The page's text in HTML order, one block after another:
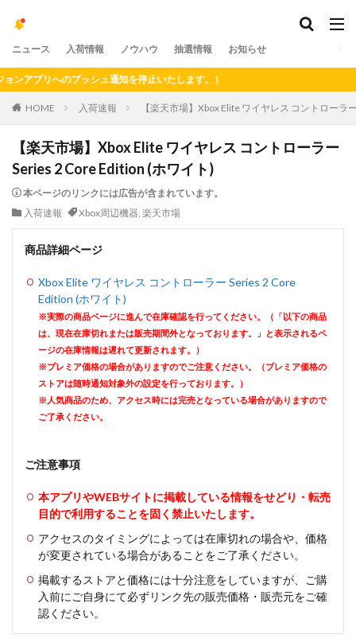
ニュース 入荷情報 ノウハウ 抽選情報 お知らせ
リへのプッシュ通知を停止いたします。）
HOME 入荷速報 【楽天市場】Xbox Elite ワイヤレス コントローラ
【楽天市場】Xbox Elite ワイヤレス コントローラー
Series 2 Core Edition (ホワイト)
本ページのリンクには広告が含まれています。
入荷速報
Xbox周辺機器, 楽天市場
商品詳細ページ
Xbox Elite ワイヤレス コントローラー Series 2 Core
Edition (ホワイト)
※実際の商品ページに進んで在庫確認を行ってください。（「以下の商品
は、現在在庫切れまたは販売期間外となっております。」と表示されるペ
ージの在庫情報は遅れて更新されます。）
※プレミア価格の場合がありますのでご注意ください。（プレミア価格の
ストアは随時通知対象外の設定を行っております。）
※人気商品のため、アクセス時には完売となっている場合がありますので
ご了承ください。
ご注意事項
本アプリやWEBサイトに掲載している情報をせどり・転売
目的で利用することを固く禁止いたします。
アクセスのタイミングによっては在庫切れの場合や、価格
が変更されている場合があることをご了承ください。
掲載するストアと価格には十分注意をしていますが、ご購
入前にご自身にて必ずリンク先の販売価格・販売元をご確
認ください。